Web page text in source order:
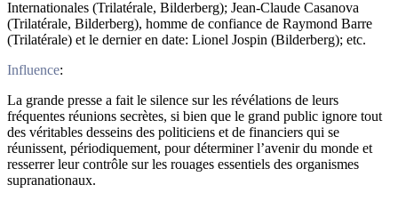
Internationales (Trilatérale, Bilderberg); Jean-Claude Casanova
(Trilatérale, Bilderberg), homme de confiance de Raymond Barre
(Trilatérale) et le dernier en date: Lionel Jospin (Bilderberg); etc.
Influence:
La grande presse a fait le silence sur les révélations de leurs
fréquentes réunions secrètes, si bien que le grand public ignore tout
des véritables desseins des politiciens et de financiers qui se
réunissent, périodiquement, pour déterminer l’avenir du monde et
resserrer leur contrôle sur les rouages essentiels des organismes
supranationaux.